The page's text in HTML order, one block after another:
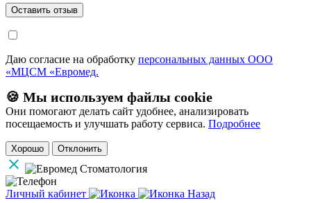
Даю согласие на обработку персональных данных ООО
«МЦСМ «Евромед.
🍪 Мы используем файлы cookie
Они помогают делать сайт удобнее, анализировать
посещаемость и улучшать работу сервиса. Подробнее
Хорошо Отклонить
Личный кабинет
Назад